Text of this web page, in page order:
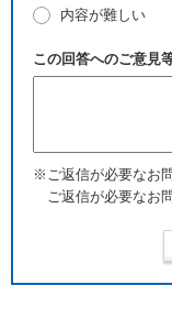
内容が難しい
この回答へのご意見
※ご返信が必要なお
ご返信が必要なお